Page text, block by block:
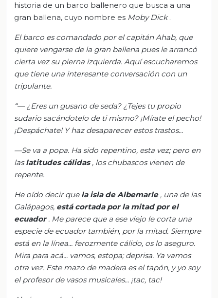
historia de un barco ballenero que busca a una
gran ballena, cuyo nombre es Moby Dick.
El barco es comandado por el capitán Ahab, que
quiere vengarse de la gran ballena pues le arrancó
cierta vez su pierna izquierda. Aquí escucharemos
que tiene una interesante conversación con un
tripulante.
“— ¿Eres un gusano de seda? ¿Tejes tu propio
sudario sacándotelo de ti mismo? ¡Mírate el pecho!
¡Despáchate! Y haz desaparecer estos trastos...
—Se va a popa. Ha sido repentino, esta vez; pero en
laslatitudes cálidas , los chubascos vienen de
repente.
He oído decir que la isla de Albemarle , una de las
Galápagos, está cortada por la mitad por el
ecuador . Me parece que a ese viejo le corta una
especie de ecuador también, por la mitad. Siempre
está en la línea... ferozmente cálido, os lo aseguro.
Mira para acá... vamos, estopa; deprisa. Ya vamos
otra vez. Este mazo de madera es el tapón, y yo soy
el profesor de vasos musicales... ¡tac, tac!